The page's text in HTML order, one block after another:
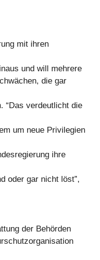
mit ihren
und will mehrere
die gar
“Das verdeutlicht die
um neue Privilegien
ihre
oder gar nicht löst”,
der Behörden